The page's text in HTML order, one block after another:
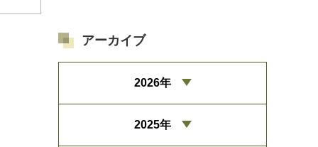
アーカイブ
2026年
2025年